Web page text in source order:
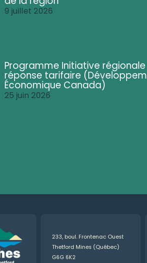
9 juillet 2026
Programme Initiative
réponse tarifaire
Économique Canada)
25 juin 2026
233, boul. Frontenac Ouest
Thetford Mines (Québec)
G6G 6K2